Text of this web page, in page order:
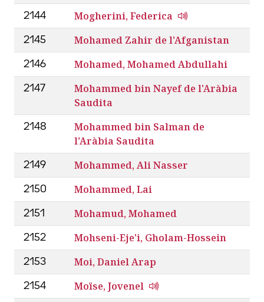
2144 Mogherini, Federica
2145 Mohamed Zahir de l'Afganistan
2146 Mohamed, Mohamed Abdullahi
2147
Mohammed bin Nayef de l'Aràbia
Saudita
2148
Mohammed bin Salman de
l'Aràbia Saudita
2149 Mohammed, Ali Nasser
2150 Mohammed, Lai
2151 Mohamud, Mohamed
2152 Mohseni-Eje'i, Gholam-Hossein
2153 Moi, Daniel Arap
2154 Moïse, Jovenel